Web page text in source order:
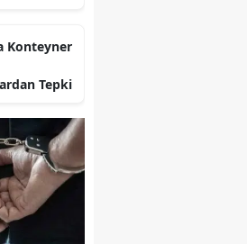
Konteyner
Tepki